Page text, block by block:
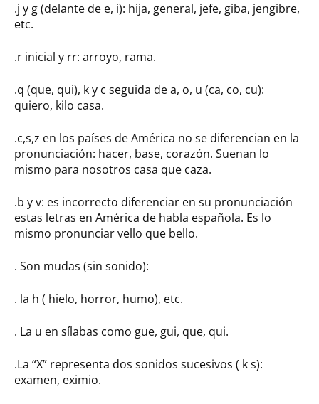
.j y g (delante de e, i): hija, general, jefe, giba, jengibre,
etc.
.r inicial y rr: arroyo, rama.
.q (que, qui), k y c seguida de a, o, u (ca, co, cu):
quiero, kilo casa.
.c,s,z en los países de América no se diferencian en la
pronunciación: hacer, base, corazón. Suenan lo
mismo para nosotros casa que caza.
.b y v: es incorrecto diferenciar en su pronunciación
estas letras en América de habla española. Es lo
mismo pronunciar vello que bello.
. Son mudas (sin sonido):
. la h ( hielo, horror, humo), etc.
. La u en sílabas como gue, gui, que, qui.
.La “X” representa dos sonidos sucesivos ( k s):
examen, eximio.